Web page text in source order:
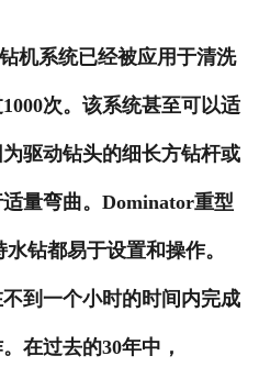
机系统已经被应用于清洗
次。该系统甚至可以适
驱动钻头的细长方钻杆或
量弯曲。Dominator重型
钻都易于设置和操作。
到一个小时的时间内完成
在过去的30年中，